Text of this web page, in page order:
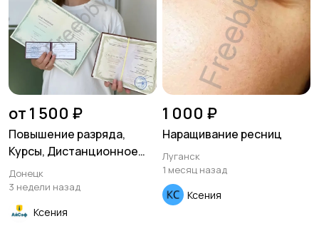
от 1 500 ₽
Повышение разряда,
Курсы, Дистанционное
обучение по рабочим
специальностям
Донецк
3 недели назад
Ксения
1 000 ₽
Наращивание ресниц
Луганск
1 месяц назад
Ксения